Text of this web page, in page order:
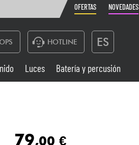
OFERTAS NOVEDADES
HOTLINE ES
France
Belgique
Nederland
Luces Batería y percusión
79,00 €